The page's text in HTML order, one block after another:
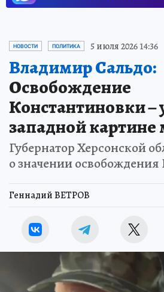
НОВОСТИ ПОЛИТИКА 5 июля 2026 14:36
Владимир Сальдо:
Освобождение
Константиновки –
западной картине
Губернатор Херсонской
о значении
Геннадий ВЕТРОВ